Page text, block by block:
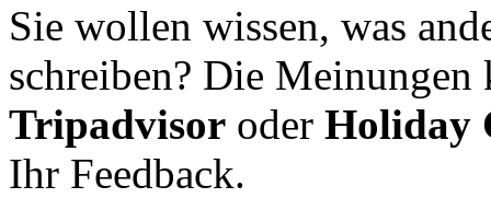
Sie wollen wissen, was
schreiben? Die
Tripadvisor oder Holiday
Ihr Feedback.